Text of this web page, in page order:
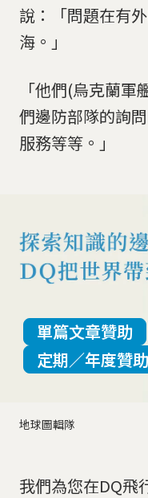
說：「問題在有
海。」
「他們(烏克蘭
們邊防部隊的詢
服務等等。」
地球圖輯隊
單篇文章贊助
定期／年度贊助
我們為您在DQ飛